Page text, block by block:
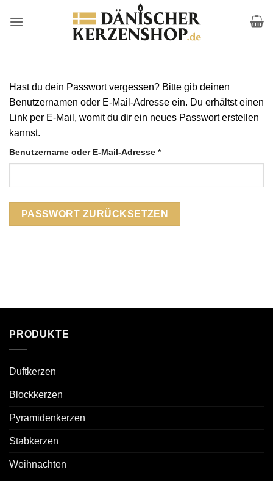
Inhalt
Hast du dein Passwort vergessen? Bitte gib deinen
Benutzernamen oder E-Mail-Adresse ein. Du erhältst einen
Link per E-Mail, womit du dir ein neues Passwort erstellen
kannst.
Benutzername oder E-Mail-Adresse *Erforderlich
PASSWORT ZURÜCKSETZEN
PRODUKTE
Duftkerzen
Blockkerzen
Pyramidenkerzen
Stabkerzen
Weihnachten